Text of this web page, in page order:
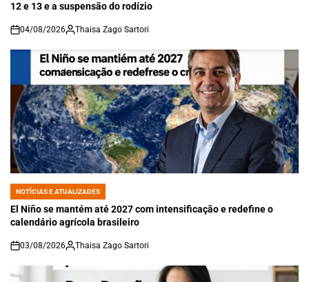
12 e 13 e a suspensão do rodízio
on
04/08/2026 Thaisa Zago Sartori
POSTED
IN
NOTÍCIAS E ATUALIZADES
El Niño se mantém até 2027 com intensificação e redefine o
calendário agrícola brasileiro
on
03/08/2026 Thaisa Zago Sartori